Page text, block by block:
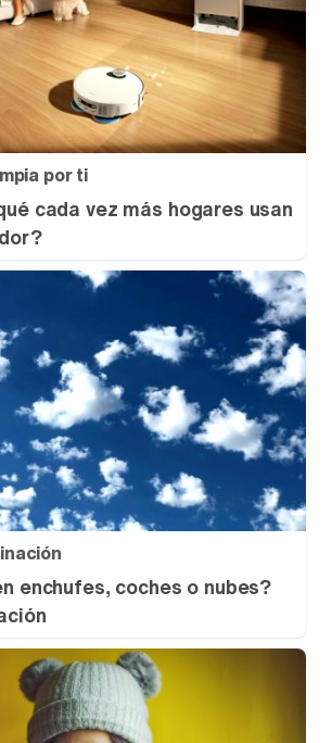
por ti
cada vez más hogares usan
enchufes, coches o nubes?